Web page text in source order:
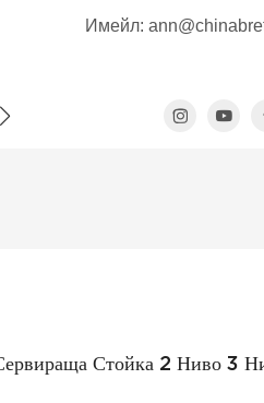
Имейл:
НАС
Стойка 2 Ниво 3